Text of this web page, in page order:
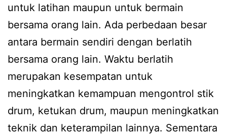
untuk latihan maupun untuk bermain
bersama orang lain. Ada perbedaan besar
antara bermain sendiri dengan berlatih
bersama orang lain. Waktu berlatih
merupakan kesempatan untuk
meningkatkan kemampuan mengontrol stik
drum, ketukan drum, maupun meningkatkan
teknik dan keterampilan lainnya. Sementara